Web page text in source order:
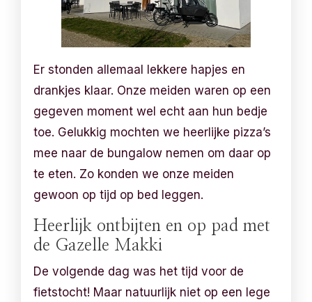
Er stonden allemaal lekkere hapjes en
drankjes klaar. Onze meiden waren op een
gegeven moment wel echt aan hun bedje
toe. Gelukkig mochten we heerlijke pizza’s
mee naar de bungalow nemen om daar op
te eten. Zo konden we onze meiden
gewoon op tijd op bed leggen.
Heerlijk ontbijten en op pad met
de Gazelle Makki
De volgende dag was het tijd voor de
fietstocht! Maar natuurlijk niet op een lege